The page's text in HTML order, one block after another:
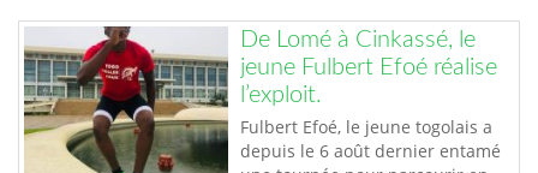
De Lomé à Cinkassé, le
jeune Fulbert Efoé réalise
l’exploit.
Fulbert Efoé, le jeune togolais a
depuis le 6 août dernier entamé